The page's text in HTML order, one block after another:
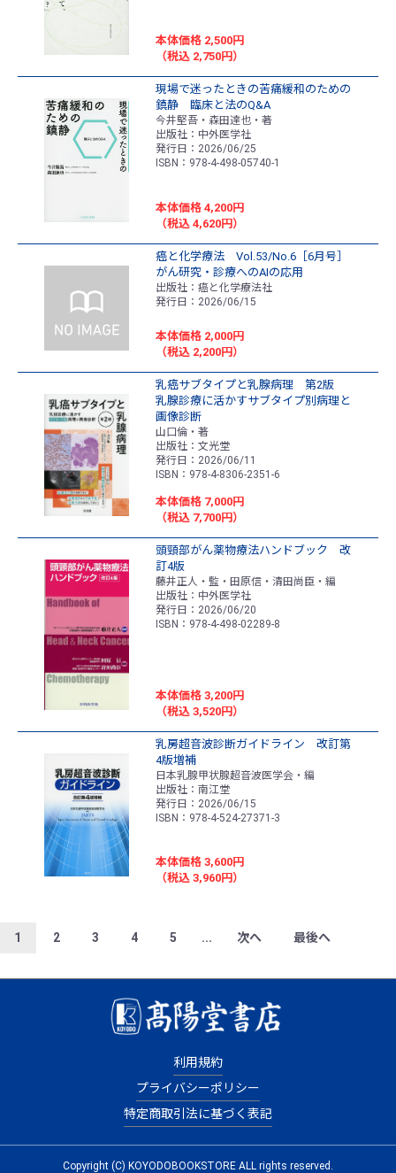
本体価格 2,500円
（税込 2,750円）
現場で迷ったときの苦痛緩和のための
鎮静 臨床と法のQ&A
今井堅吾・森田達也・著
出版社：中外医学社
発行日：2026/06/25
ISBN：978-4-498-05740-1
本体価格 4,200円
（税込 4,620円）
癌と化学療法 Vol.53/No.6［6月号］
がん研究・診療へのAIの応用
出版社：癌と化学療法社
発行日：2026/06/15
本体価格 2,000円
（税込 2,200円）
乳癌サブタイプと乳腺病理 第2版
乳腺診療に活かすサブタイプ別病理と
画像診断
山口倫・著
出版社：文光堂
発行日：2026/06/11
ISBN：978-4-8306-2351-6
本体価格 7,000円
（税込 7,700円）
頭頸部がん薬物療法ハンドブック 改
訂4版
藤井正人・監・田原信・清田尚臣・編
出版社：中外医学社
発行日：2026/06/20
ISBN：978-4-498-02289-8
本体価格 3,200円
（税込 3,520円）
乳房超音波診断ガイドライン 改訂第
4版増補
日本乳腺甲状腺超音波医学会・編
出版社：南江堂
発行日：2026/06/15
ISBN：978-4-524-27371-3
本体価格 3,600円
（税込 3,960円）
1 2 3 4 5 ... 次へ 最後へ
利用規約
プライバシーポリシー
特定商取引法に基づく表記
Copyright (C) KOYODOBOOKSTORE ALL rights reserved.